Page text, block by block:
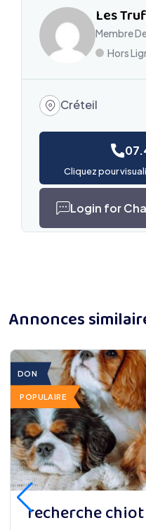
Les
Membre
Hors
Créteil
Cliquez pour
Login for
Annonces
DON
POPULAIRE
recherche chiot